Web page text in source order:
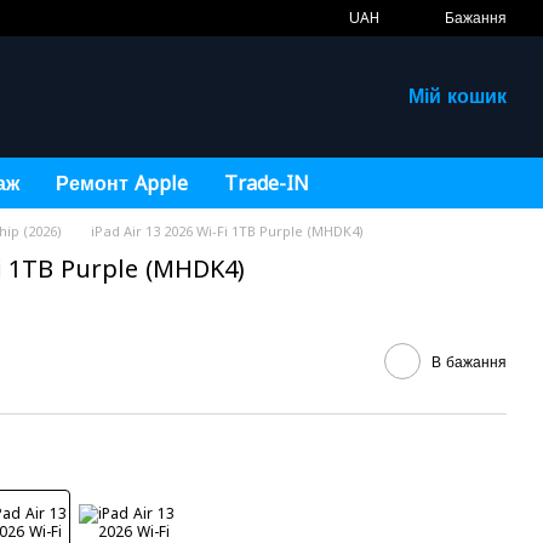
UAH Бажання
Мій кошик
Ремонт Apple Trade-IN
(2026) iPad Air 13 2026 Wi-Fi 1TB Purple (MHDK4)
Purple (MHDK4)
В бажання